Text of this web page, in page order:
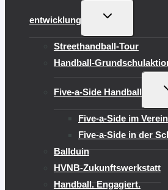
entwicklung
UNTERMENÜ
Streethandball-Tour
Handball-
Five-a-Side Handball
Five-a-Side im Verein
Five-a-Side in der
Ballduin
HVNB-Zukunftswerkstatt
Handball. Engagiert.